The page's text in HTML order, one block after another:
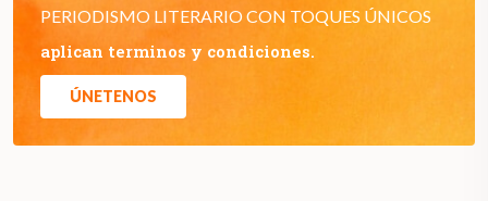
PERIODISMO LITERARIO CON TOQUES ÚNICOS
aplican terminos y condiciones.
ÚNETENOS